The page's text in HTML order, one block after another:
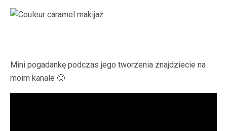
Mini pogadankę podczas jego tworzenia znajdziecie na
moim kanale 🙂